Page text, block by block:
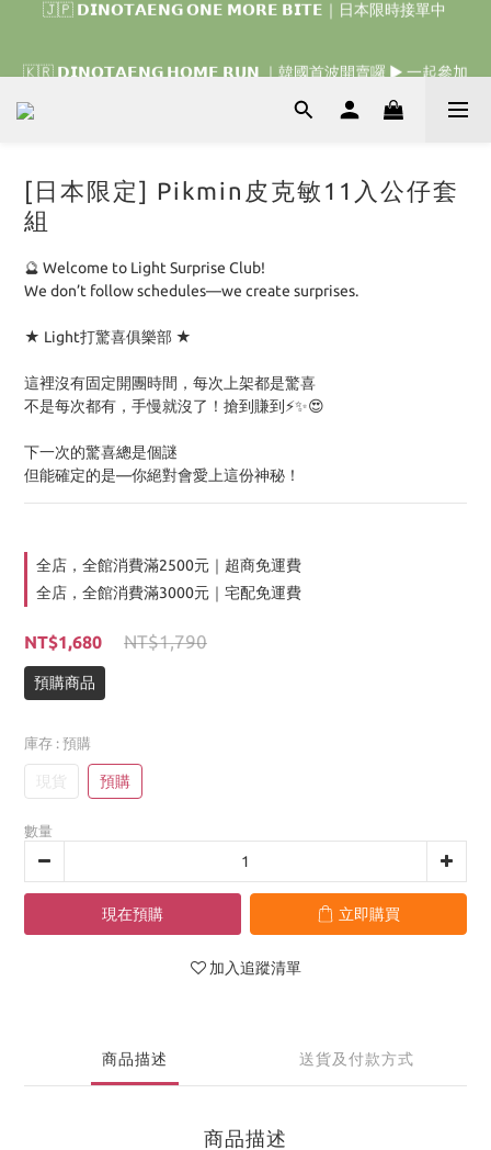
🇰🇷 𝗗𝗜𝗡𝗢𝗧𝗔𝗘𝗡𝗚 𝗛𝗢𝗠𝗘 𝗥𝗨𝗡 ｜韓國首波開賣囉 ▶ 一起參加
[日本限定] Pikmin皮克敏11入公仔套
組
🔮 Welcome to Light Surprise Club!
We don’t follow schedules—we create surprises.
★ Light打驚喜俱樂部 ★
這裡沒有固定開團時間，每次上架都是驚喜
不是每次都有，手慢就沒了！搶到賺到⚡️✨😍
下一次的驚喜總是個謎
但能確定的是—你絕對會愛上這份神秘！
全店，全館消費滿2500元｜超商免運費
全店，全館消費滿3000元｜宅配免運費
NT$1,680 NT$1,790
預購商品
庫存 : 預購
現貨 預購
數量
現在預購 立即購買
加入追蹤清單
商品描述 送貨及付款方式
商品描述